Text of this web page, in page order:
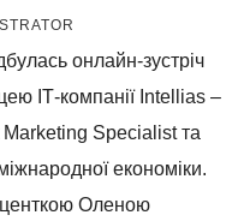
онлайн-зустріч
ІТ-компанії Intellias –
Marketing Specialist та
економіки.
Оленою